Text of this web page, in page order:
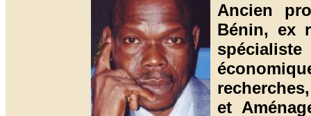
Ancien
Bénin, ex
et